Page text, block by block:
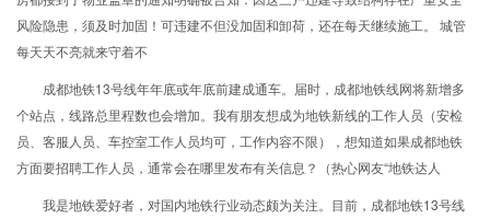
风险隐患，须及时加固！可违建不但没加固和卸荷，还在每天继续施工。 城管
每天天不亮就来守着不
成都地铁13号线年年底或年底前建成通车。届时，成都地铁线网将新增多
个站点，线路总里程数也会增加。我有朋友想成为地铁新线的工作人员（安检
员、客服人员、车控室工作人员均可，工作内容不限），想知道如果成都地铁
方面要招聘工作人员，通常会在哪里发布有关信息？（热心网友“地铁达人
我是地铁爱好者，对国内地铁行业动态颇为关注。目前，成都地铁13号线